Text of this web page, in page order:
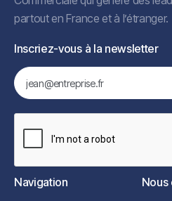
partout en France et à l’étranger.
Inscriez-vous à la newsletter
Navigation
Nous